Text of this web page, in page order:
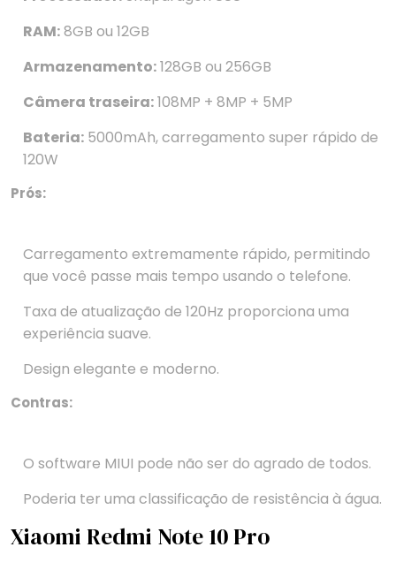
RAM:8GB ou 12GB
Armazenamento:128GB ou 256GB
Câmera traseira:108MP + 8MP + 5MP
Bateria: 5000mAh, carregamento super rápido de
120W
Prós:
Carregamento extremamente rápido, permitindo
que você passe mais tempo usando o telefone.
Taxa de atualização de 120Hz proporciona uma
experiência suave.
Design elegante e moderno.
Contras:
O software MIUI pode não ser do agrado de todos.
Poderia ter uma classificação de resistência à água.
Xiaomi Redmi Note 10 Pro